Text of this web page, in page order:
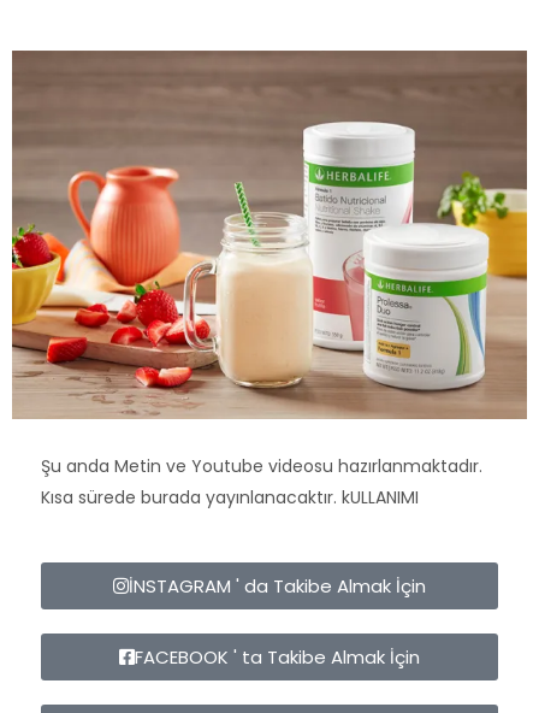
Şu anda Metin ve Youtube videosu hazırlanmaktadır.
Kısa sürede burada yayınlanacaktır. kULLANIMI
İNSTAGRAM ' da Takibe Almak İçin
FACEBOOK ' ta Takibe Almak İçin